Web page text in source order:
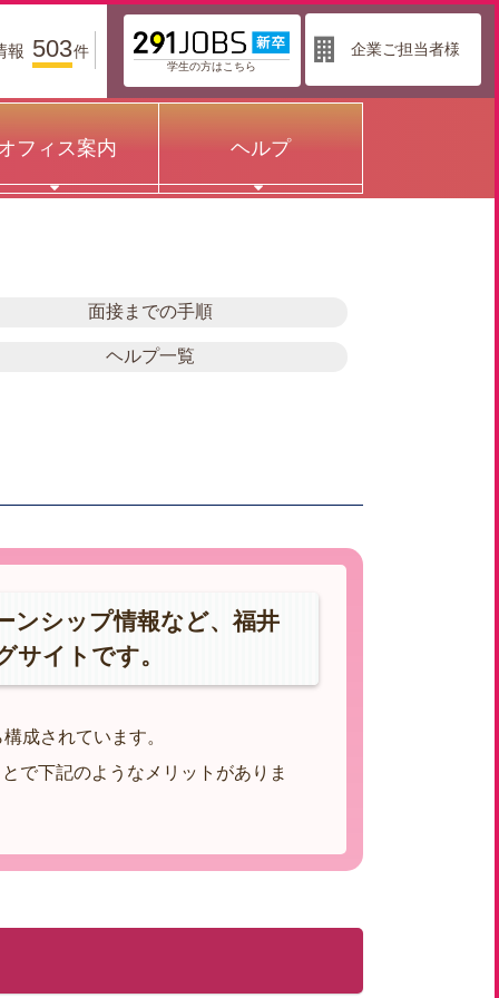
フィス案内 ヘルプ
学生の方はこちら
企業ご担当者様
報 503件
面接までの手順
ヘルプ一覧
ンシップ情報など、福井
サイトです。
成されています。
で下記のようなメリットがありま